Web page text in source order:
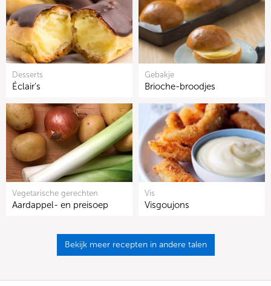
Desserts
Éclair's
Gebakje
Brioche-broodjes
Vegetarische gerechten
Aardappel- en preisoep
Vis
Visgoujons
Bekijk meer recepten in andere talen